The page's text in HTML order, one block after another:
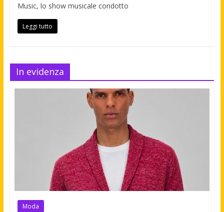
Music, lo show musicale condotto
Leggi tutto
In evidenza
Moda